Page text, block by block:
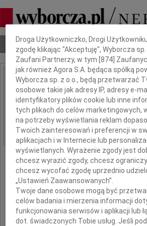
Nekrologi Odeszli Poradnik
IMIĘ I NAZWISKO: Zygmunt de
REGION: cała Polska
DATA EMISJI: 18.12.2009
Dziś o
w Kaplicy
odbędzie się
zmarłego dnia
Dbamy o Twoją prywatność
Droga Użytkowniczko, Drogi
zgodę klikając "Akceptuję", Wyborcza sp.
Zaufani Partnerzy, w tym [874 ]
jak również Agora S.A. będąca spółką
Wyborcza sp. z o.o., będą przetwarzać
osobowe takie jak adresy IP, adresy e-
identyfikatory plików cookie lub inne
tych plikach do celów marketingowych,
na potrzeby wyświetlania reklam
Twoich zainteresowań i preferencji w
aplikacjach i w Internecie lub
wyświetlanych. Wyrażenie zgody jest
chcesz wyrazić zgody, chcesz
chcesz wycofać zgodę uprzednio
„Ustawień Zaawansowanych”.
Twoje dane osobowe mogą być
celów badania i mierzenia informacji
funkcjonowania serwisów i aplikacji lub
dot. świadczonych Tobie usług. Jeśli